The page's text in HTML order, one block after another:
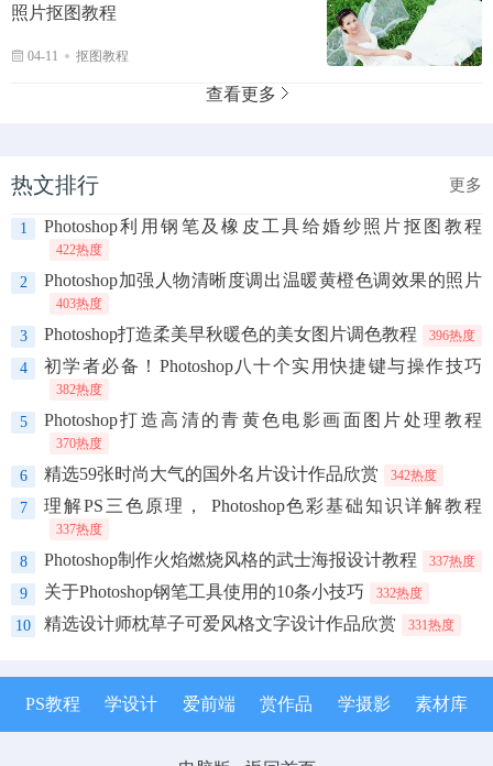
照片抠图教程
04-11 抠图教程
查看更多
热文排行 更多
1 Photoshop利用钢笔及橡皮工具给婚纱照片抠图教程
422热度
2 Photoshop加强人物清晰度调出温暖黄橙色调效果的照片
403热度
3 Photoshop打造柔美早秋暖色的美女图片调色教程 396热度
4 初学者必备！Photoshop八十个实用快捷键与操作技巧
382热度
5 Photoshop打造高清的青黄色电影画面图片处理教程
370热度
6 精选59张时尚大气的国外名片设计作品欣赏 342热度
7 理解PS三色原理， Photoshop色彩基础知识详解教程
337热度
8 Photoshop制作火焰燃烧风格的武士海报设计教程 337热度
9 关于Photoshop钢笔工具使用的10条小技巧 332热度
10 精选设计师枕草子可爱风格文字设计作品欣赏 331热度
PS教程 学设计 爱前端 赏作品 学摄影 素材库